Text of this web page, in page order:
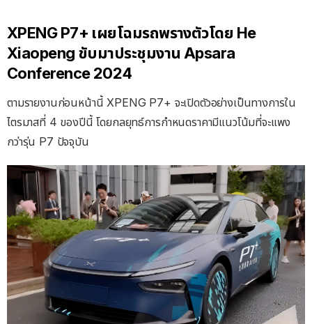
XPENG P7+ เผยโฉมรถพรางตัวโดย He
Xiaopeng ขับมาประชุมงาน Apsara
Conference 2024
ตามรายงานก่อนหน้านี้ XPENG P7+ จะเปิดตัวอย่างเป็นทางการใน
ไตรมาสที่ 4 ของปีนี้ โดยกลยุทธ์การกำหนดราคามีแนวโน้มที่จะแพง
กว่ารุ่น P7 ปัจจุบัน